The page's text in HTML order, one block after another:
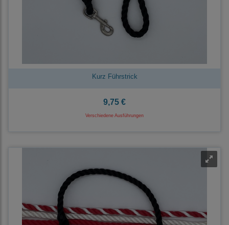
Kurz Führstrick
9,75 €
Verschiedene Ausführungen